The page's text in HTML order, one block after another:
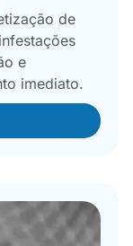
de
e
imediato.